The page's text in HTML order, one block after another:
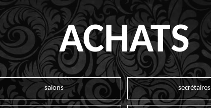
ACHATS
salons secrétaires